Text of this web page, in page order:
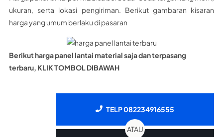
ukuran, serta lokasi pengiriman. Berikut gambaran kisaran
harga yang umum berlaku di pasaran
Berikut harga panel lantai material saja dan terpasang
terbaru, KLIK TOMBOL DIBAWAH
TELP 082234916555
ATAU